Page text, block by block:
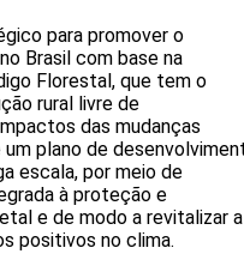
para promover o
Brasil com base na
Florestal, que tem o
rural livre de
das mudanças
plano de
escala, por meio de
à proteção e
e de modo a revitalizar a
positivos no clima.